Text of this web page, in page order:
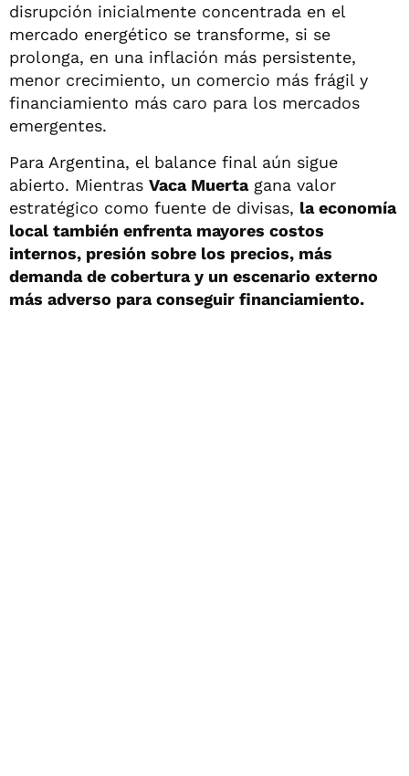
disrupción inicialmente concentrada en el
mercado energético se transforme, si se
prolonga, en una inflación más persistente,
menor crecimiento, un comercio más frágil y
financiamiento más caro para los mercados
emergentes.
Para Argentina, el balance final aún sigue
abierto. Mientras Vaca Muertagana valor
estratégico como fuente de divisas, la economía
local también enfrenta mayores costos
internos, presión sobre los precios, más
demanda de cobertura y un escenario externo
más adverso para conseguir financiamiento.